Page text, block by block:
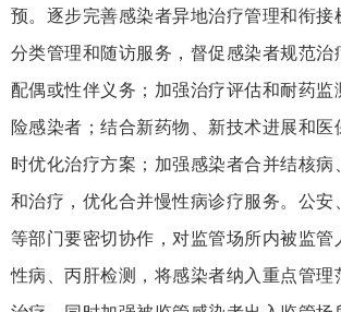
预。逐步完善感染者异地治疗管理和衔接
分类管理和随访服务，督促感染者规范治
配偶或性伴义务；加强治疗评估和耐药监
险感染者；结合新药物、新技术进展和医
时优化治疗方案；加强感染者合并结核病
和治疗，优化合并慢性病诊疗服务。公安
等部门要密切协作，对监管场所内被监管
性病、丙肝检测，将感染者纳入重点管理